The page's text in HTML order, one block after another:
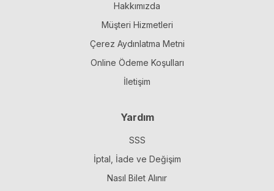
Hakkımızda
Müşteri Hizmetleri
Çerez Aydınlatma Metni
Online Ödeme Koşulları
İletişim
Yardım
SSS
İptal, İade ve Değişim
Nasıl Bilet Alınır